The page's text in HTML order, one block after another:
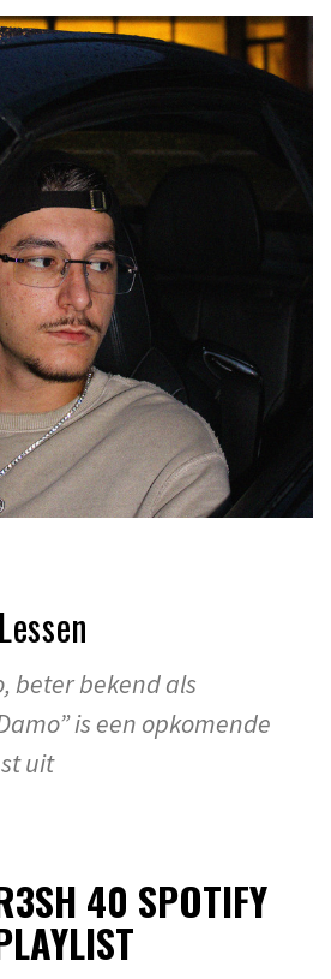
beter bekend als
is een opkomende
uit
40 SPOTIFY